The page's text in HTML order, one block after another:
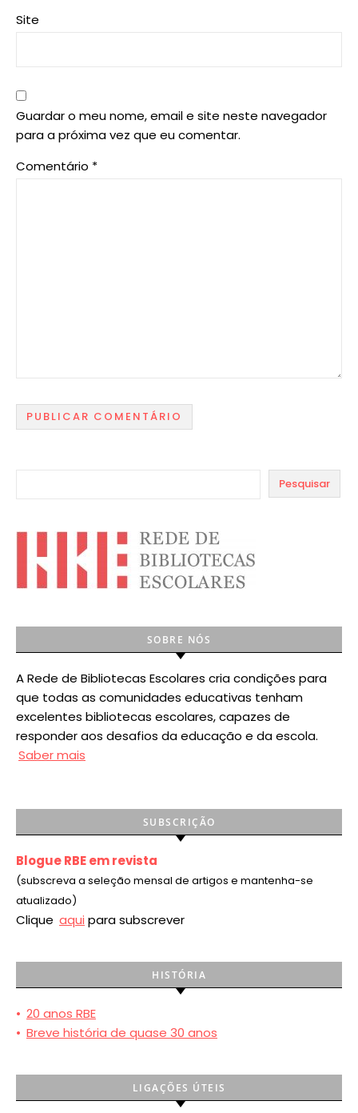
Site
Guardar o meu nome, email e site neste navegador
para a próxima vez que eu comentar.
Comentário *
Pesquisar
SOBRE NÓS
A Rede de Bibliotecas Escolares cria condições para
que todas as comunidades educativas tenham
excelentes bibliotecas escolares, capazes de
responder aos desafios da educação e da escola.
Saber mais
SUBSCRIÇÃO
Blogue RBE em revista
(subscreva a seleção mensal de artigos e mantenha-se
atualizado)
Clique aqui para subscrever
HISTÓRIA
• 20 anos RBE
• Breve história de quase 30 anos
LIGAÇÕES ÚTEIS